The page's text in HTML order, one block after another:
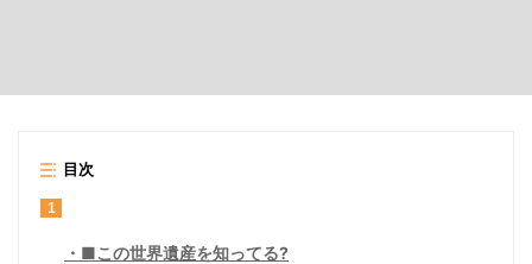
目次
1
■この世界遺産を知ってる?